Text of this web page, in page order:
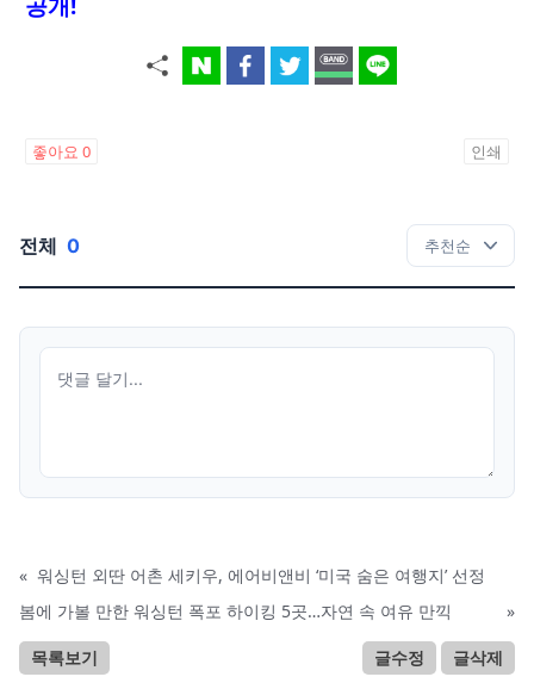
좋아요 0 인쇄
전체 0
« 워싱턴 외딴 어촌 세키우, 에어비앤비 ‘미국 숨은 여행지’ 선정
봄에 가볼 만한 워싱턴 폭포 하이킹 5곳…자연 속 여유 만끽
»
목록보기 글수정 글삭제